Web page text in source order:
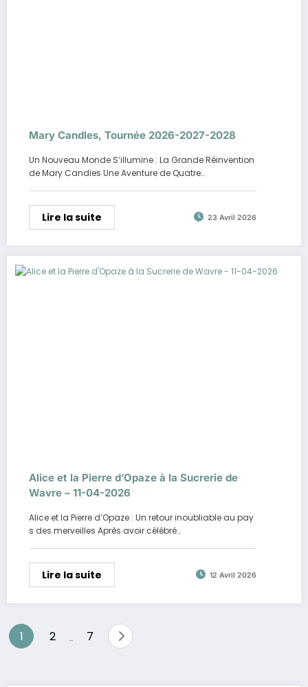
Mary Candles, Tournée 2026-2027-2028
Un Nouveau Monde S’illumine : La Grande Réinvention
de Mary Candies Une Aventure de Quatre…
Lire la suite 23 Avril 2026
Alice et la Pierre d’Opaze à la Sucrerie de
Wavre – 11-04-2026
Alice et la Pierre d’Opaze : Un retour inoubliable au pay
s des merveilles Après avoir célébré…
Lire la suite 12 Avril 2026
Pagination
1 2 7